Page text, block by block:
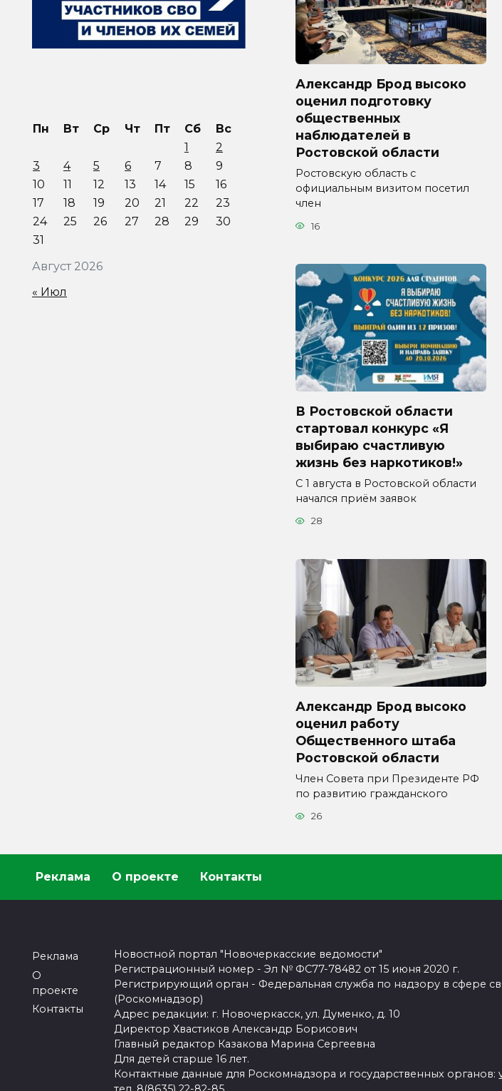
Александр Брод высоко
оценил подготовку
общественных
наблюдателей в
Ростовской области
Ростовскую область с
официальным визитом посетил
член
16
В Ростовской области
стартовал конкурс «Я
выбираю счастливую
жизнь без наркотиков!»
С 1 августа в Ростовской области
начался приём заявок
28
Александр Брод высоко
оценил работу
Общественного штаба
Ростовской области
Член Совета при Президенте РФ
по развитию гражданского
26
Август 2026
Пн Вт Ср Чт Пт Сб
Вс
1
2
3
4 5 6 7 8
9
10
11 12 13 14 15
16
17
18 19 20 21 22
23
24
25 26 27 28 29
30
31
« Июл
Реклама О проекте Контакты
Реклама
О
проекте
Контакты
Новостной портал "Новочеркасские ведомости"
Регистрационный номер - Эл № ФС77-78482 от 15 июня 2020 г.
Регистрирующий орган - Федеральная служба по надзору в сфере
(Роскомнадзор)
Адрес редакции: г. Новочеркасск, ул. Думенко, д. 10
Директор Хвастиков Александр Борисович
Главный редактор Казакова Марина Сергеевна
Для детей старше 16 лет.
Контактные данные для Роскомнадзора и государственных органов: